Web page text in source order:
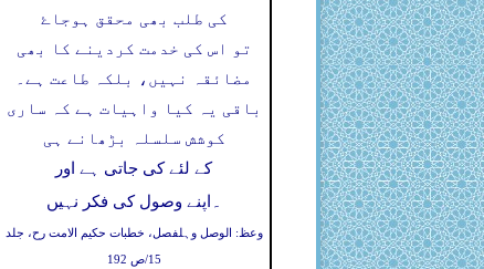
کی طلب بھی محقق ہوجاۓ
تو اس کی خدمت کردینے کا بھی
مضائقہ نہیں، بلکہ طاعت ہے۔
باقی یہ کیا واہیات ہے کہ ساری
کوشش سلسلہ بڑھانے ہی
کے لئے کی جاتی ہے اور
اپنے وصول کی فکر نہیں ۔
وعظ: الوصل وہلفصل، خطبات حکیم الامت رح، جلد
15/ص 192